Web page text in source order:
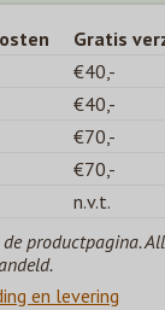
Gratis
€40,-
€40,-
€70,-
€70,-
n.v.t.
productpagina.
en levering